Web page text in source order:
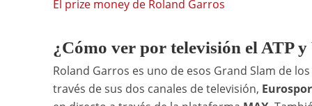
El prize money de Roland Garros
¿Cómo ver por televisión el ATP
Roland Garros es uno de esos Grand Slam de
través de sus dos canales de televisión,